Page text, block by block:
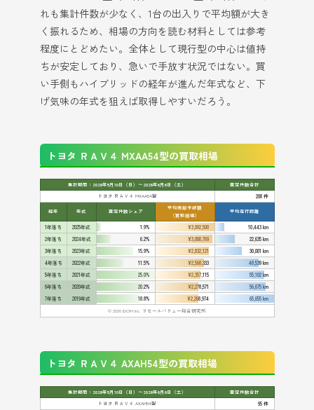
れも集計件数が少なく、1台の出入りで平均額が大き
く振れるため、相場の方向を読む材料としては参考
程度にとどめたい。全体として現行型の中心は値持
ちが安定しており、急いで手放す状況ではない。買
い手側もハイブリッドの経年が進んだ年式など、下
げ気味の年式を狙えば取得しやすいだろう。
トヨタ ＲＡＶ４ MXAA54型の買取相場
集計期間：2026年5月10日（日）〜2026年6月6日（土）
査定件数合計
トヨタ ＲＡＶ４ MXAA54型
208 件
経年 年式 査定件数シェア
平均売却予想額
（買取相場）
平均走行距離
1年落ち 2025年式 1.9% ¥3,092,500
10,443 km
2年落ち
2024年式 6.2% ¥3,000,769
22,635 km
3年落ち
2023年式 15.9% ¥2,832,121
30,001 km
4年落ち
2022年式 11.5% ¥2,568,333
48,539 km
5年落ち
2021年式 25.0% ¥2,357,115
55,102 km
6年落ち
2020年式 20.2% ¥2,278,571
56,675 km
7年落ち
2019年式 18.8% ¥2,268,974
65,655 km
© 2026 IDOM Inc. リセールバリュー総合研究所
トヨタ ＲＡＶ４ AXAH54型の買取相場
集計期間：2026年5月10日（日）〜2026年6月6日（土）
査定件数合計
トヨタ ＲＡＶ４ AXAH54型
95 件